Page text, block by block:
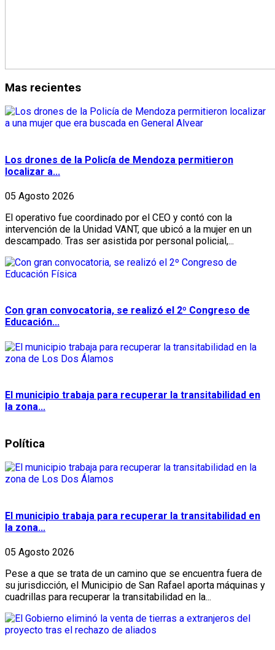
Mas recientes
Los drones de la Policía de Mendoza permitieron
localizar a...
05 Agosto 2026
El operativo fue coordinado por el CEO y contó con la
intervención de la Unidad VANT, que ubicó a la mujer en un
descampado. Tras ser asistida por personal policial,...
Con gran convocatoria, se realizó el 2º Congreso de
Educación...
El municipio trabaja para recuperar la transitabilidad en
la zona...
Política
El municipio trabaja para recuperar la transitabilidad en
la zona...
05 Agosto 2026
Pese a que se trata de un camino que se encuentra fuera de
su jurisdicción, el Municipio de San Rafael aporta máquinas y
cuadrillas para recuperar la transitabilidad en la...